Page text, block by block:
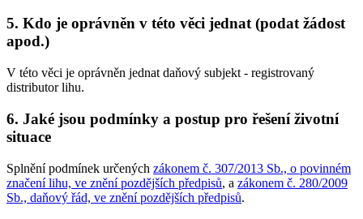
5. Kdo je oprávněn v této věci jednat (podat žádost
apod.)
V této věci je oprávněn jednat daňový subjekt - registrovaný
distributor lihu.
6. Jaké jsou podmínky a postup pro řešení životní
situace
Splnění podmínek určených zákonem č. 307/2013 Sb., o povinném
značení lihu, ve znění pozdějších předpisů, a zákonem č. 280/2009
Sb., daňový řád, ve znění pozdějších předpisů.